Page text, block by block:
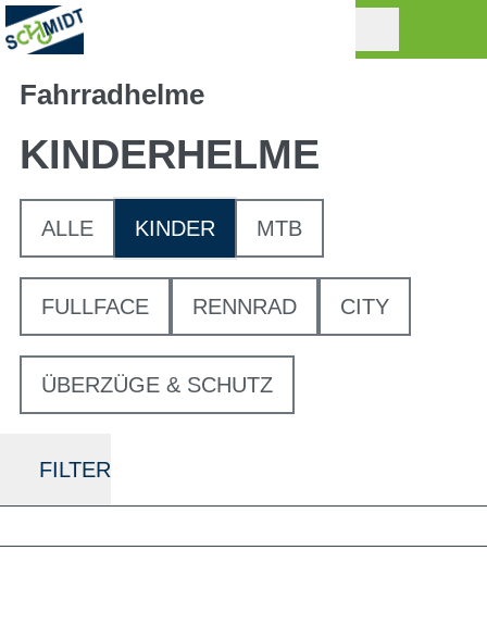
Fahrradhelme
KINDERHELME
ALLE KINDER MTB
FULLFACE RENNRAD CITY
ÜBERZÜGE & SCHUTZ
FILTER